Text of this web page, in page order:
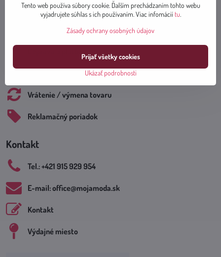
Dodanie tovaru
Doprava a platba
Obchodné podmienky
Vrátenie / výmena tovaru
Reklamačný poriadok
Kontakt
Tel​.: +421 915 929 954
E-mail: office​@mojamoda​.sk
Kontakt
Výdajné miesto
Tento web používa súbory cookie. Ďalším prechádzaním tohto webu
vyjadrujete súhlas s ich používaním. Viac infomáciítu.
Zásady ochrany osobných údajov
Ukázať podrobnosti
Prijať všetky cookies